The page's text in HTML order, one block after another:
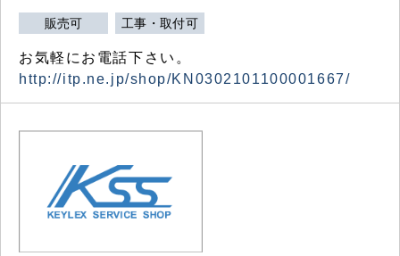
販売可 工事・取付可
お気軽にお電話下さい。
http://itp.ne.jp/shop/KN0302101100001667/